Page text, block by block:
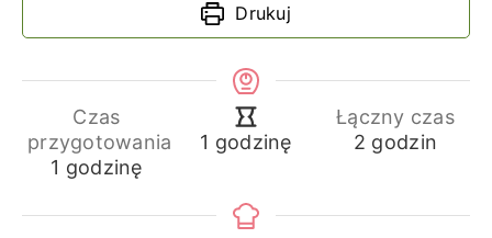
Drukuj
Czas
przygotowania
1 godzina
godzinę
1 godzina
godzinę
Łączny czas
2 godziny
godzin